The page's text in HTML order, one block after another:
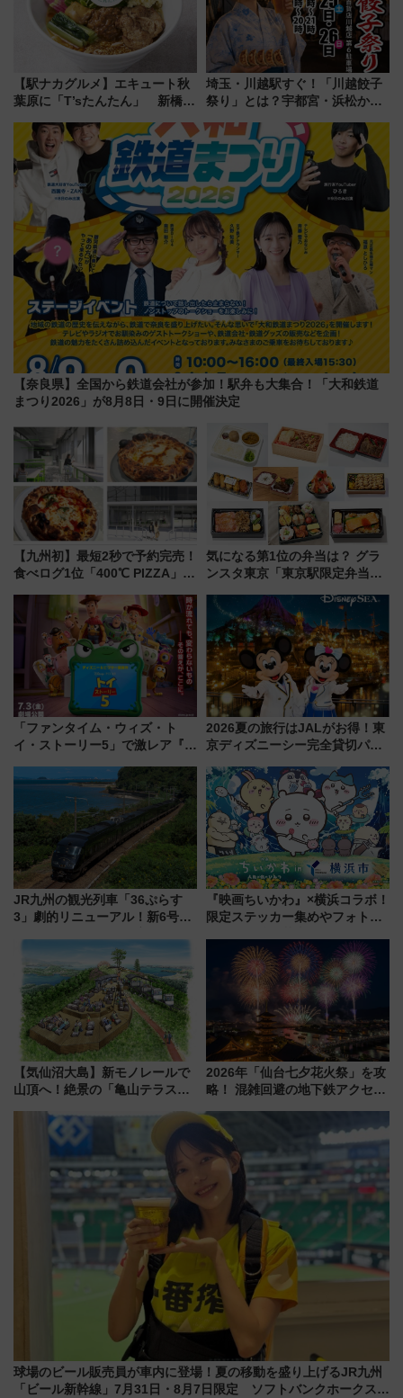
【駅ナカグルメ】エキュート秋
葉原に「T’sたんたん」 新橋に
饅」、オムライス専門店「肉と
たまご」新グルメ続々登場！
【2026年8月】
埼玉・川越駅すぐ！「川越餃子
祭り」とは？宇都宮・浜松から
を食べ比べ【7月25日・26日開
催】
【奈良県】全国から鉄道会社が参加！駅弁も大集合！「大和鉄道
まつり2026」が8月8日・9日に開催決定
【九州初】最短2秒で予約完売！
食べログ1位「400℃ PIZZA」が
プン。もつ鍋風など限定メニュ
ーも
気になる第1位の弁当は？ グラ
ンスタ東京「東京駅限定弁当
「ファンタイム・ウィズ・ト
イ・ストーリー5」で激レア『ロ
デコレーションも徹底解説
2026夏の旅行はJALがお得！東
京ディズニーシー完全貸切パー
ーン始まる 条件は「夏の国内
線に2回搭乗」
JR九州の観光列車「36ぷらす
3」劇的リニューアル！新6号車
別 “プレミアムランチ”導入･ル
ートや価格など解説
『映画ちいかわ』×横浜コラボ！
限定ステッカー集めやフォトス
いを満喫しよう（花火鑑賞会応
募は7/12まで！）
【気仙沼大島】新モノレールで
山頂へ！絶景の「亀山テラス
暇村のお得な日帰りプランも登
2026年「仙台七夕花火祭」を攻
略！ 混雑回避の地下鉄アクセス
火前に楽しむ仙台観光ルートま
で解説！
球場のビール販売員が車内に登場！夏の移動を盛り上げるJR九州
「ビール新幹線」7月31日・8月7日限定 ソフトバンクホークスと